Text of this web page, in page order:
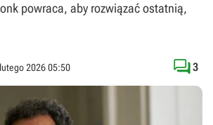
powraca, aby rozwiązać ostatnią,
2026 05:50 3